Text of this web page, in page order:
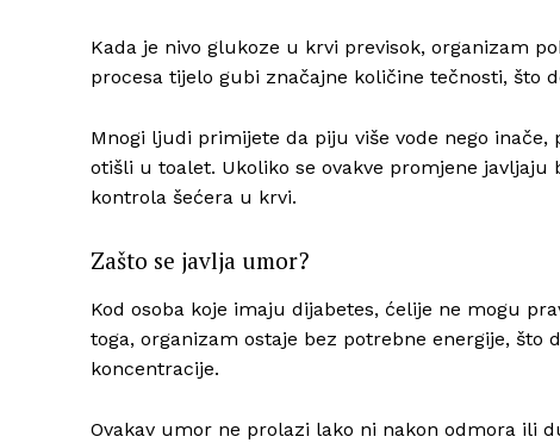
Kada je nivo glukoze u krvi previsok, organizam
procesa tijelo gubi značajne količine tečnosti, što
Mnogi ljudi primijete da piju više vode nego
otišli u toalet. Ukoliko se ovakve promjene
kontrola šećera u krvi.
Zašto se javlja umor?
Kod osoba koje imaju dijabetes, ćelije ne mogu
toga, organizam ostaje bez potrebne energije, što
koncentracije.
Ovakav umor ne prolazi lako ni nakon odmora ili